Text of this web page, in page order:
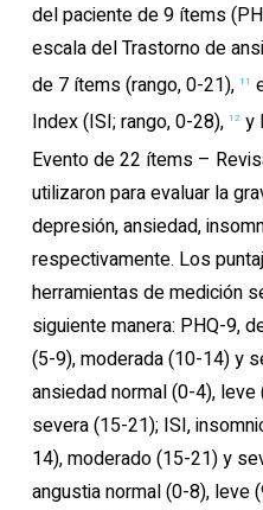
del paciente de 9 ítems
escala del Trastorno de
de 7 ítems (rango, 0-21), 11
Index (ISI; rango, 0-28), 12 y
Evento de 22 ítems –
utilizaron para evaluar la
depresión, ansiedad,
respectivamente. Los
herramientas de medición
siguiente manera: PHQ-9,
(5-9), moderada (10-14) y
ansiedad normal (0-4),
severa (15-21); ISI,
14), moderado (15-21) y
angustia normal (0-8), leve